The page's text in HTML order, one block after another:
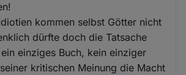
kommen selbst Götter nicht
dürfte doch die Tatsache
einziges Buch, kein einziger
kritischen Meinung die Macht